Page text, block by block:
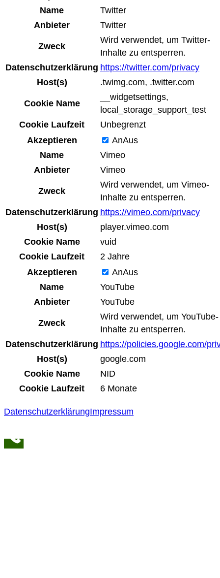
Name
Twitter
Anbieter
Twitter
Zweck
Wird verwendet, um Twitter-
Inhalte zu entsperren.
Datenschutzerklärung https://twitter.com/privacy
Host(s)
.twimg.com, .twitter.com
Cookie Name
__widgetsettings,
local_storage_support_test
Cookie Laufzeit
Unbegrenzt
Akzeptieren
AnAus
Name
Vimeo
Anbieter
Vimeo
Zweck
Wird verwendet, um Vimeo-
Inhalte zu entsperren.
Datenschutzerklärung https://vimeo.com/privacy
Host(s)
player.vimeo.com
Cookie Name
vuid
Cookie Laufzeit
2 Jahre
Akzeptieren
AnAus
Name
YouTube
Anbieter
YouTube
Zweck
Wird verwendet, um YouTube-
Inhalte zu entsperren.
Datenschutzerklärung https://policies.google.com/
Host(s)
google.com
Cookie Name
NID
Cookie Laufzeit
6 Monate
DatenschutzerklärungImpressum